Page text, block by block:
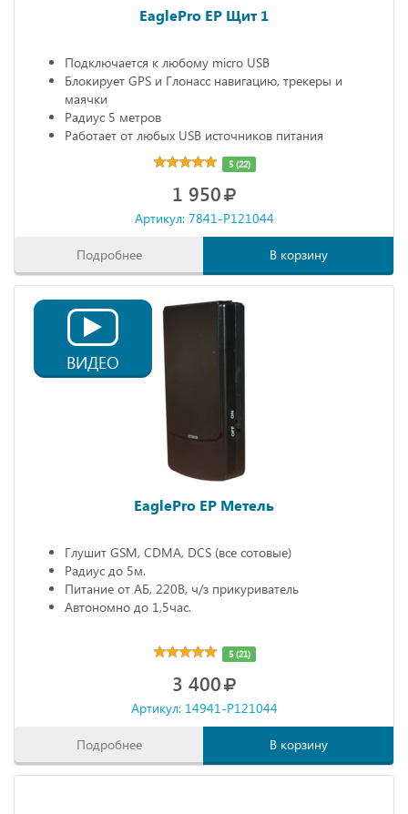
EaglePro EP Щит 1
Подключается к любому micro USB
Блокирует GPS и Глонасс навигацию, трекеры и
маячки
Радиус 5 метров
Работает от любых USB источников питания
Габариты: 68х20х10 мм
5 (22)
1 950
Артикул: 7841-P121044
Подробнее В корзину
ВИДЕО
EaglePro EP Метель
Глушит GSM, CDMA, DCS (все сотовые)
Радиус до 5м.
Питание от АБ, 220В, ч/з прикуриватель
Автономно до 1,5час.
5 (21)
3 400
Артикул: 14941-P121044
Подробнее В корзину